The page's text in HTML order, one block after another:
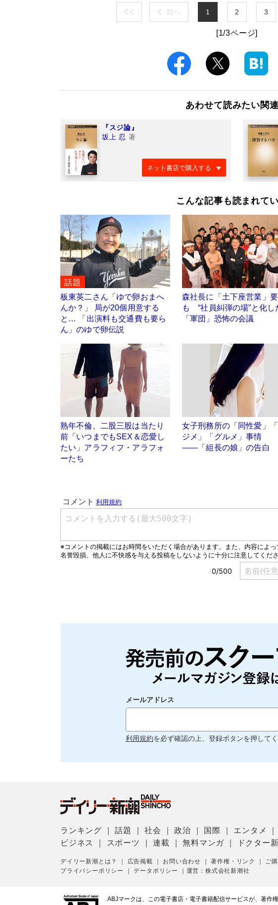
前へ 1 2 3
[1/3ページ]
あわせて読みたい関
『スジ論』
坂上 忍 著
ネット書店で購入する
こんな記事も読まれて
話題
板東英二さん「ゆで卵おまへ
んか？」 局が20個用意する
と… 「出演料も交通費も要ら
ん」のゆで卵伝説
森社長に「土下座営業」
も “社員糾弾の場”と化し
「軍団」恐怖の会議
熟年不倫、二股三股は当たり
前「いつまでもSEX＆恋愛し
たい」アラフィフ・アラフォ
ーたち
女子刑務所の「同性愛」「
ジメ」「グルメ」事情
――「組長の娘」の告白
メールアドレス
利用規約を必ず確認の上、登録ボタンを押してく
ランキング ｜話題 ｜社会 ｜政治 国際 エンタメ
ビジネス
スポーツ ｜連載 ｜無料マンガ ドクター
デイリー新潮とは？ 広告掲載 お問い合わせ ｜著作権・リンク ご
プライバシーポリシー
｜データポリシー 運営：株式会社新潮社
ABJマークは、この電子書店・電子書籍配信サービスが、著作